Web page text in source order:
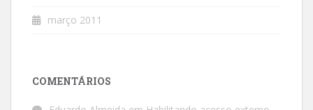
março 2011
COMENTÁRIOS